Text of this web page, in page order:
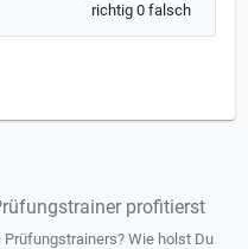
richtig 0 falsch
profitierst
Wie holst Du